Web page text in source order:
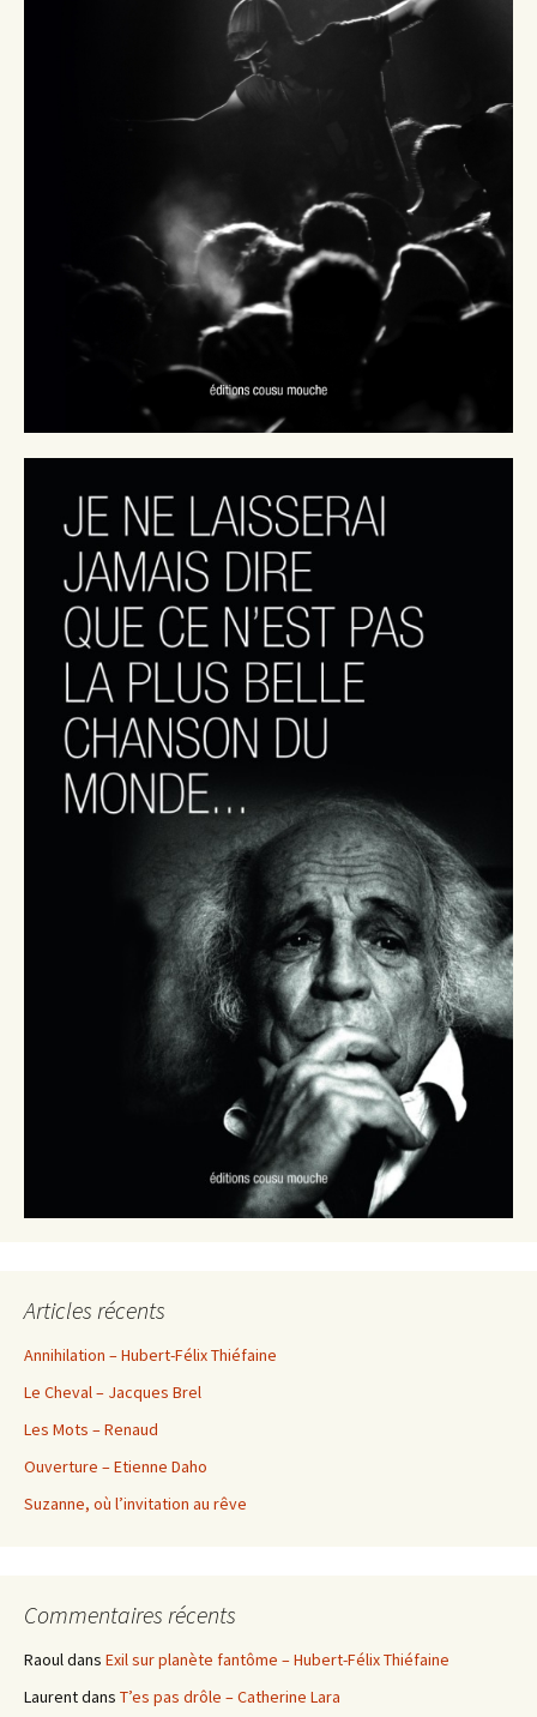
Articles récents
Annihilation – Hubert-Félix Thiéfaine
Le Cheval – Jacques Brel
Les Mots – Renaud
Ouverture – Etienne Daho
Suzanne, où l’invitation au rêve
Commentaires récents
Raouldans Exil sur planète fantôme – Hubert-Félix Thiéfaine
Laurentdans T’es pas drôle – Catherine Lara